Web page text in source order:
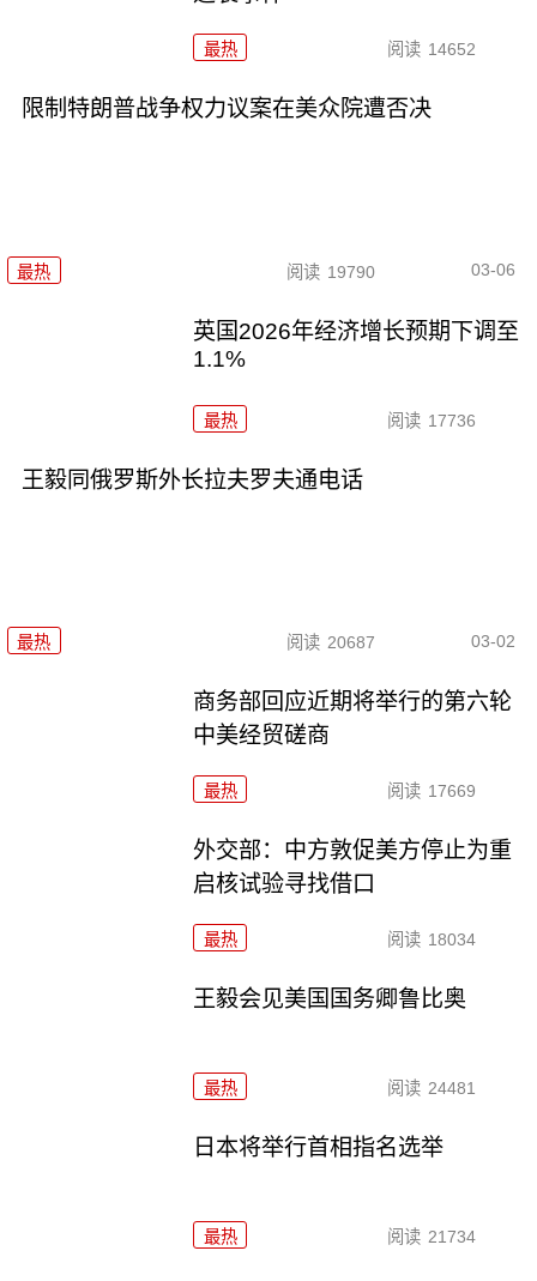
最热 阅读 14652
限制特朗普战争权力议案在美众院遭否决
最热 阅读 19790 03-06
英国2026年经济增长预期下调至
1.1%
最热 阅读 17736
王毅同俄罗斯外长拉夫罗夫通电话
最热 阅读 20687 03-02
商务部回应近期将举行的第六轮
中美经贸磋商
最热 阅读 17669
外交部：中方敦促美方停止为重
启核试验寻找借口
最热 阅读 18034
王毅会见美国国务卿鲁比奥
最热 阅读 24481
日本将举行首相指名选举
最热 阅读 21734